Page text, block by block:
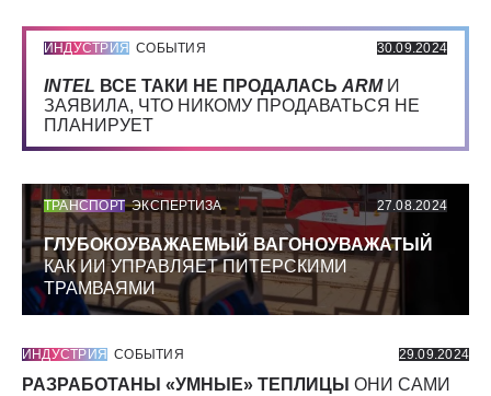
ИНДУСТРИЯ СОБЫТИЯ 30.09.2024
INTEL ВСЕ ТАКИ НЕ ПРОДАЛАСЬ ARMИ
ЗАЯВИЛА, ЧТО НИКОМУ ПРОДАВАТЬСЯ НЕ
ПЛАНИРУЕТ
ТРАНСПОРТ ЭКСПЕРТИЗА 27.08.2024
ГЛУБОКОУВАЖАЕМЫЙ ВАГОНОУВАЖАТЫЙ
КАК ИИ УПРАВЛЯЕТ ПИТЕРСКИМИ
ТРАМВАЯМИ
ИНДУСТРИЯ СОБЫТИЯ 29.09.2024
РАЗРАБОТАНЫ «УМНЫЕ» ТЕПЛИЦЫ ОНИ САМИ